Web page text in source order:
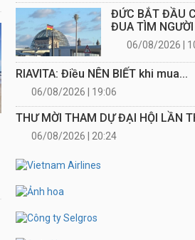
ĐỨC BẮT ĐẦU
ĐUA TÌM NGƯỜI
06/08/2026 |
RIAVITA: Điều NÊN BIẾT khi mua...
06/08/2026 | 19:06
THƯ MỜI THAM DỰ ĐẠI HỘI LẦN
06/08/2026 | 20:24